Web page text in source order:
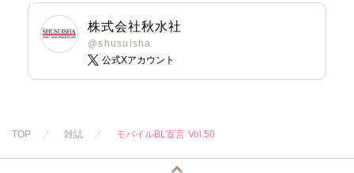
渡辺くらこ
樋口あや
美月李予
沢音千尋 藤春都
テラーノベル
岬ゆきひろ 陽香
踊る毒林檎
テラーノベル
株式会社秋水社
@shusuisha
公式Xアカウント
TOP 雑誌 モバイルBL宣言 Vol.50